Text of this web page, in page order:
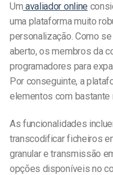
Um avaliador online
uma plataforma muito
personalização. Como
aberto, os membros da
programadores para
Por conseguinte, a
elementos com bastante
As funcionalidades
transcodificar ficheiros
granular e transmissão
opções disponíveis no